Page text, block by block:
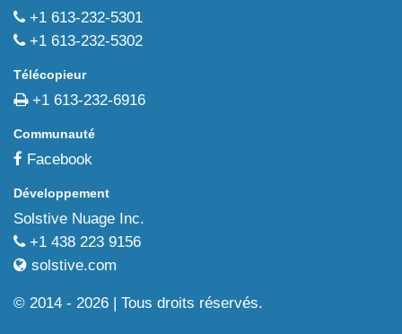
+1 613-232-5301
+1 613-232-5302
Télécopieur
+1 613-232-6916
Communauté
Facebook
Développement
Solstive Nuage Inc.
+1 438 223 9156
solstive.com
© 2014 - 2026 | Tous droits réservés.